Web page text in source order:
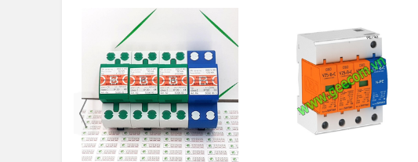
Các sản phẩm cùng loại
OBO 5096865 Chống sét OBO MCD 125-B NPE
OBO 5096877 Chống sét OBO MCD 50-B 3
OBO 5096879 Chống sét OBO MCD 50-B 3+1